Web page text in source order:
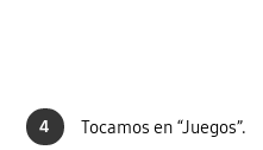
4 Tocamos en “Juegos”.